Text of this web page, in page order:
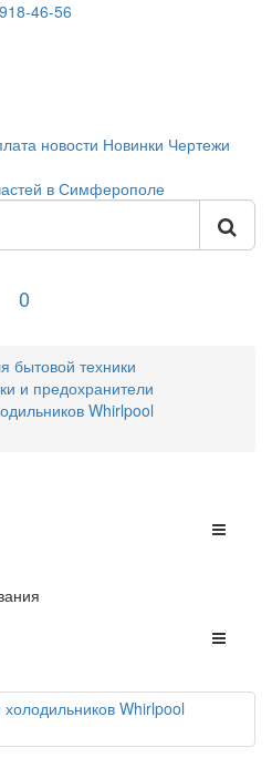
46-56
новости Новинки Чертежи
0
бытовой техники
и предохранители
Whirlpool